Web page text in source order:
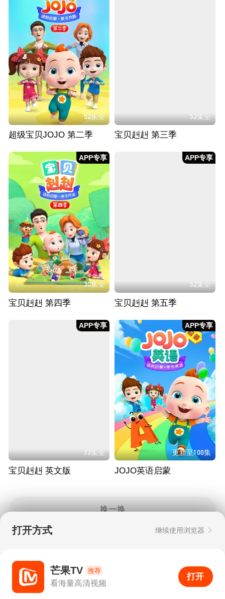
52集全
超级宝贝JOJO 第二季
52集全
宝贝赳赳 第三季
APP专享
30集全
宝贝赳赳 第四季
APP专享
52集全
宝贝赳赳 第五季
APP专享
73集全
宝贝赳赳 英文版
APP专享
更新至100集
JOJO英语启蒙
换一换
893
打开APP
打开方式 继续使用浏览器
芒果TV 推荐
看海量高清视频
打开